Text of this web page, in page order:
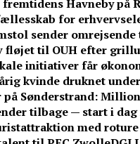
Havneby på
for
sender
fløjet til OUH efter
initiativer får
kvinde druknet
på Sønderstrand:
tilbage — start i
med roture